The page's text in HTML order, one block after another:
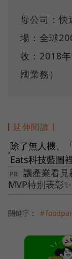
母公司：
場：全球
收：2018
國業務）
延伸閱讀
●
除了無人機、
Eats科技藍圖
讓產業看見
MVP特別表彰
關鍵字： ＃